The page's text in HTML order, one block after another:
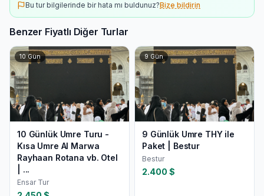
Bu tur bilgilerinde bir hata mı buldunuz?Bize bildirin
Benzer Fiyatlı Diğer Turlar
10Gün
10 Günlük Umre Turu -
Kısa Umre Al Marwa
Rayhaan Rotana vb. Otel
| ...
Ensar Tur
9Gün
9 Günlük Umre THY ile
Paket | Bestur
Bestur
2.400 $